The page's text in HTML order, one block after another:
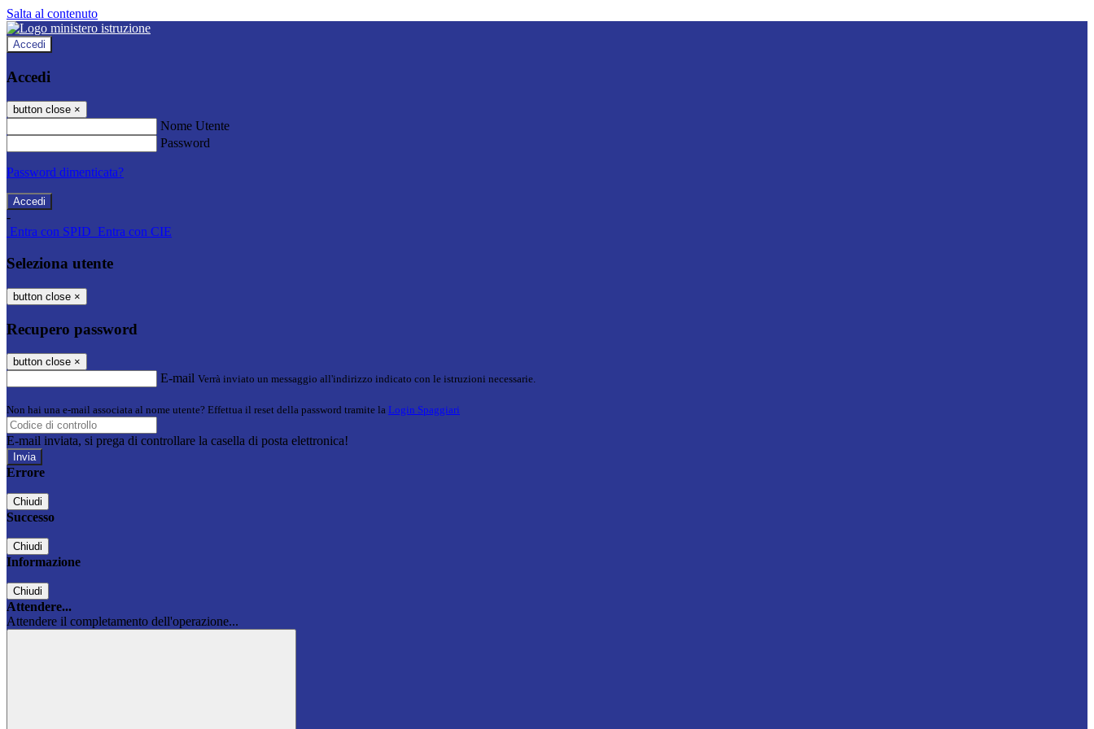
Salta al contenuto
Accedi
Accedi
button close ×
Nome Utente
Password
Password dimenticata?
-
Entra con SPID Entra con CIE
Seleziona utente
button close ×
Recupero password
button close ×
E-mail Verrà inviato un messaggio all'indirizzo indicato con le istruzioni necessarie.
Non hai una e-mail associata al nome utente? Effettua il reset della password tramite la Login Spaggiari
E-mail inviata, si prega di controllare la casella di posta elettronica!
Errore
Chiudi
Successo
Chiudi
Informazione
Chiudi
Attendere...
Attendere il completamento dell'operazione...